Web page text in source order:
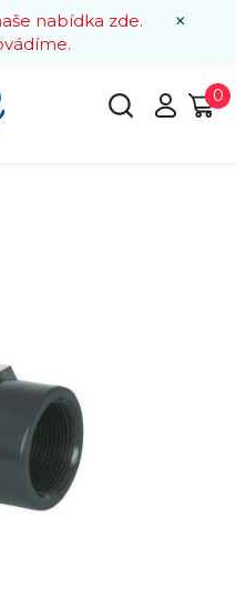
×
nabídka zde.
0